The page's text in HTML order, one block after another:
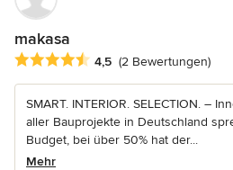
makasa
Durchschnittliche Bewertung: 4.5
4,5 (2 Bewertungen)
SMART. INTERIOR. SELECTION. –
aller Bauprojekte in Deutschland
Budget, bei über 50% hat der...
Mehr